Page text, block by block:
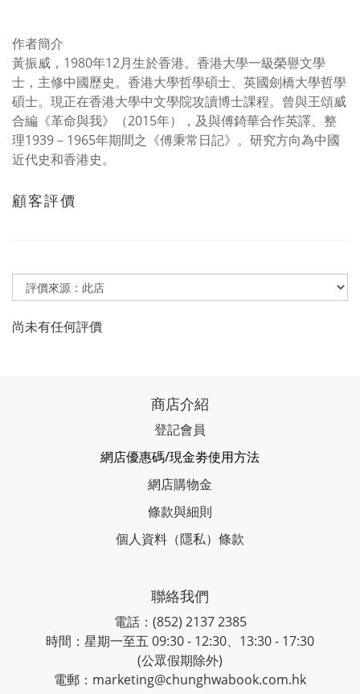
作者簡介
黃振威，1980年12月生於香港。香港大學一級榮譽文學
士，主修中國歷史。香港大學哲學碩士、英國劍橋大學哲學
碩士。現正在香港大學中文學院攻讀博士課程。曾與王頌威
合編《革命與我》（2015年），及與傅錡華合作英譯、整
理1939－1965年期間之《傅秉常日記》。研究方向為中國
近代史和香港史。
顧客評價
尚未有任何評價
商店介紹
登記會員
網店優惠碼/現金劵使用方法
網店購物金
條款與細則
個人資料（隱私）條款
聯絡我們
電話：(852) 2137 2385
時間：星期一至五 09:30 - 12:30、13:30 - 17:30
(公眾假期除外)
電郵：marketing@chunghwabook.com.hk